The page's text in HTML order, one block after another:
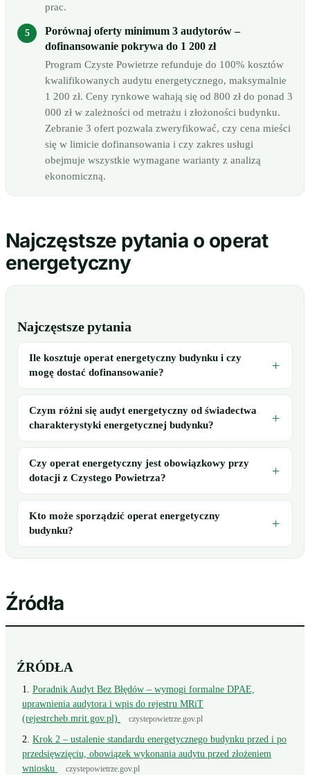
prac.
Porównaj oferty minimum 3 audytorów –
dofinansowanie pokrywa do 1 200 zł
Program Czyste Powietrze refunduje do 100% kosztów
kwalifikowanych audytu energetycznego, maksymalnie
1 200 zł. Ceny rynkowe wahają się od 800 zł do ponad 3
000 zł w zależności od metrażu i złożoności budynku.
Zebranie 3 ofert pozwala zweryfikować, czy cena mieści
się w limicie dofinansowania i czy zakres usługi
obejmuje wszystkie wymagane warianty z analizą
ekonomiczną.
Najczęstsze pytania o operat
energetyczny
Najczęstsze pytania
Ile kosztuje operat energetyczny budynku i czy
mogę dostać dofinansowanie?
Czym różni się audyt energetyczny od świadectwa
charakterystyki energetycznej budynku?
Czy operat energetyczny jest obowiązkowy przy
dotacji z Czystego Powietrza?
Kto może sporządzić operat energetyczny
budynku?
Źródła
ŹRÓDŁA
Poradnik Audyt Bez Błędów – wymogi formalne DPAE,
uprawnienia audytora i wpis do rejestru MRiT
(rejestrcheb.mrit.gov.pl)
czystepowietrze.gov.pl
Krok 2 – ustalenie standardu energetycznego budynku przed i po
przedsięwzięciu, obowiązek wykonania audytu przed złożeniem
wniosku
czystepowietrze.gov.pl